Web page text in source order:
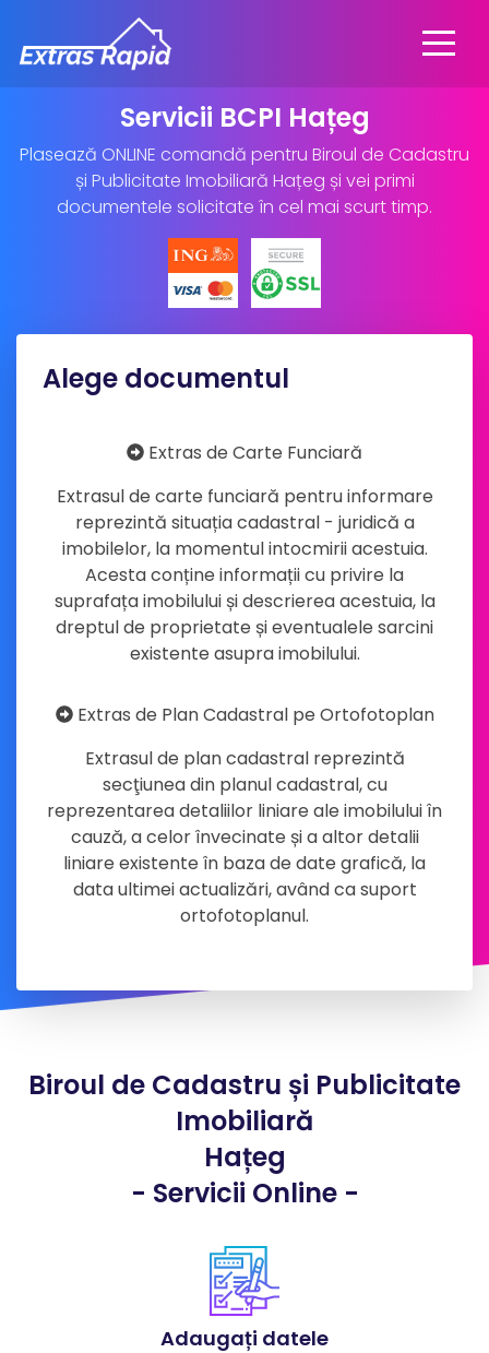
Servicii BCPI Hațeg
Plasează ONLINE comandă pentru Biroul de Cadastru
și Publicitate Imobiliară Hațeg și vei primi
documentele solicitate în cel mai scurt timp.
Alege documentul
Extras de Carte Funciară
Extrasul de carte funciară pentru informare
reprezintă situația cadastral - juridică a
imobilelor, la momentul intocmirii acestuia.
Acesta conține informații cu privire la
suprafața imobilului și descrierea acestuia, la
dreptul de proprietate și eventualele sarcini
existente asupra imobilului.
Extras de Plan Cadastral pe Ortofotoplan
Extrasul de plan cadastral reprezintă
secţiunea din planul cadastral, cu
reprezentarea detaliilor liniare ale imobilului în
cauză, a celor învecinate și a altor detalii
liniare existente în baza de date grafică, la
data ultimei actualizări, având ca suport
ortofotoplanul.
Biroul de Cadastru și Publicitate
Imobiliară
Hațeg
- Servicii Online -
Adaugați datele